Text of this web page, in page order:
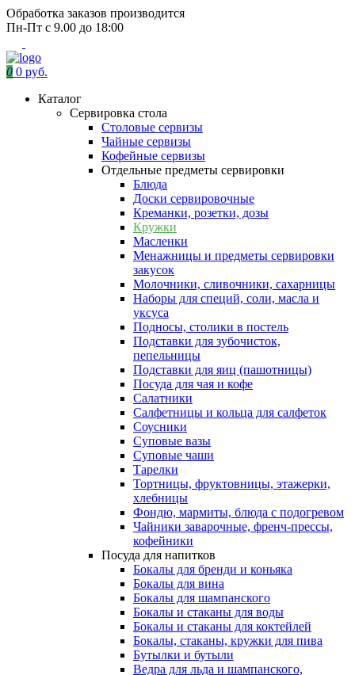
Обработка заказов производится
Пн-Пт с 9.00 до 18:00
0 0 руб.
Каталог
Сервировка стола
Столовые сервизы
Чайные сервизы
Кофейные сервизы
Отдельные предметы сервировки
Блюда
Доски сервировочные
Креманки, розетки, дозы
Кружки
Масленки
Менажницы и предметы сервировки
закусок
Молочники, сливочники, сахарницы
Наборы для специй, соли, масла и
уксуса
Подносы, столики в постель
Подставки для зубочисток,
пепельницы
Подставки для яиц (пашотницы)
Посуда для чая и кофе
Салатники
Салфетницы и кольца для салфеток
Соусники
Суповые вазы
Суповые чаши
Тарелки
Тортницы, фруктовницы, этажерки,
хлебницы
Фондю, мармиты, блюда с подогревом
Чайники заварочные, френч-прессы,
кофейники
Посуда для напитков
Бокалы для бренди и коньяка
Бокалы для вина
Бокалы для шампанского
Бокалы и стаканы для воды
Бокалы и стаканы для коктейлей
Бокалы, стаканы, кружки для пива
Бутылки и бутыли
Ведра для льда и шампанского,